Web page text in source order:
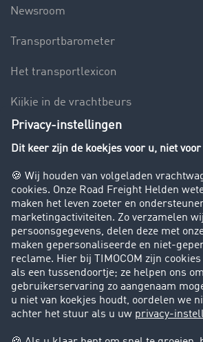
Newsroom
Transportbarometer
Het transportlexicon
Kijkje in de vrachtbeurs
Rijverbod voor vrachtwagens
Bedrijf
Success Stories
Klanten werven klanten
Support
Contact
Juridische informatie